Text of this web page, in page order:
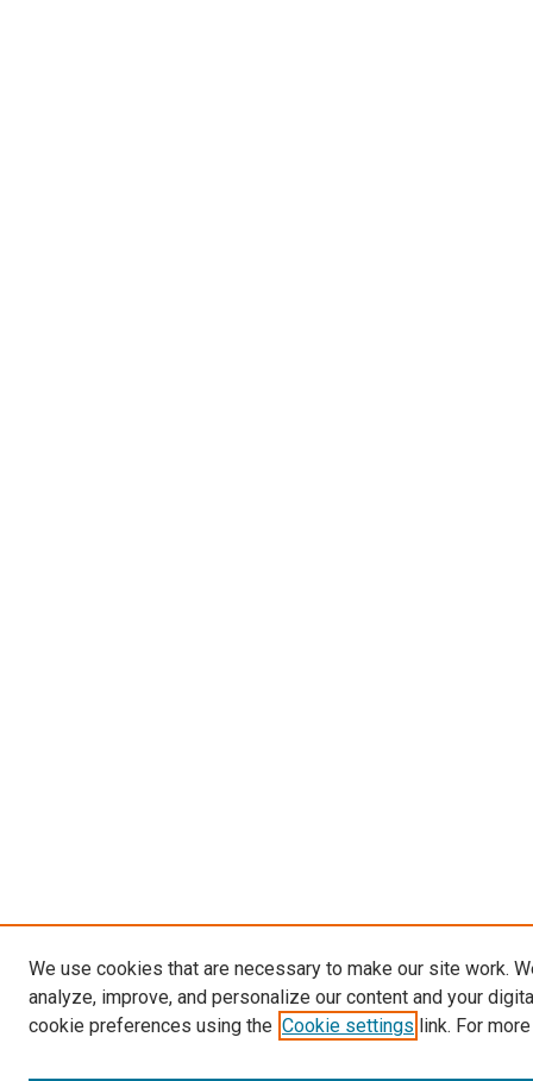
We use cookies that are necessary to make our site work.
analyze, improve, and personalize our content and your
cookie preferences using the Cookie settings link. For